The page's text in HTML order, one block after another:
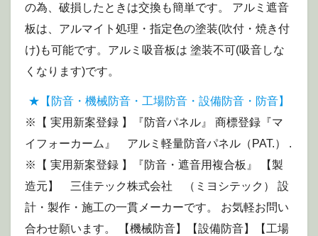
の為、破損したときは交換も簡単です。 アルミ遮音
板は、アルマイト処理・指定色の塗装(吹付・焼き付
け)も可能です。アルミ吸音板は 塗装不可(吸音しな
くなります)です。
★【防音・機械防音・工場防音・設備防音・防音】
※【 実用新案登録 】『防音パネル』 商標登録『マ
イフォーカーム』 アルミ軽量防音パネル（PAT.） .
※【 実用新案登録 】『防音・遮音用複合板』 【製
造元】 三佳テック株式会社 （ミヨシテック） 設
計・製作・施工の一貫メーカーです。 お気軽お問い
合わせ願います。 【機械防音】【設備防音】【工場